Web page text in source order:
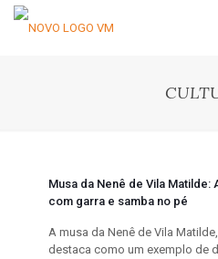
Musa da Nenê de Vila
com garra e samba no pé
A musa da Nenê de Vila
destaca como um exemplo de